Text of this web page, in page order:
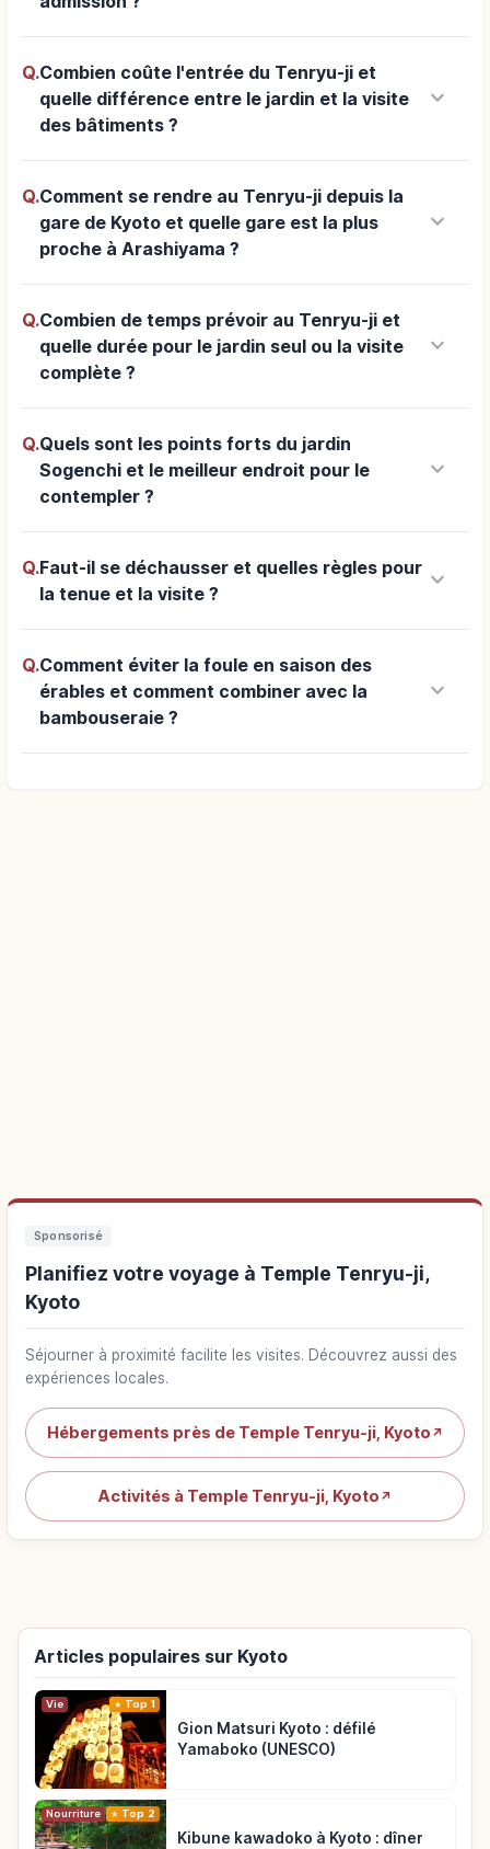
Q.Combien coûte l'entrée du Tenryu-ji et
quelle différence entre le jardin et la visite
des bâtiments ?
keyboard_arrow_down
Q.Comment se rendre au Tenryu-ji depuis la
gare de Kyoto et quelle gare est la plus
proche à Arashiyama ?
keyboard_arrow_down
Q.Combien de temps prévoir au Tenryu-ji et
quelle durée pour le jardin seul ou la visite
complète ?
keyboard_arrow_down
Q.Quels sont les points forts du jardin
Sogenchi et le meilleur endroit pour le
contempler ?
keyboard_arrow_down
Q.Faut-il se déchausser et quelles règles pour
la tenue et la visite ?
keyboard_arrow_down
Q.Comment éviter la foule en saison des
érables et comment combiner avec la
bambouseraie ?
keyboard_arrow_down
Sponsorisé
Planifiez votre voyage à Temple Tenryu-ji,
Kyoto
Séjourner à proximité facilite les visites. Découvrez aussi des
expériences locales.
Hébergements près de Temple Tenryu-ji, Kyoto ↗
Activités à Temple Tenryu-ji, Kyoto ↗
Articles populaires sur Kyoto
Vie Top 1
Gion Matsuri Kyoto : défilé
Yamaboko (UNESCO)
Nourriture Top 2
Kibune kawadoko à Kyoto : dîner